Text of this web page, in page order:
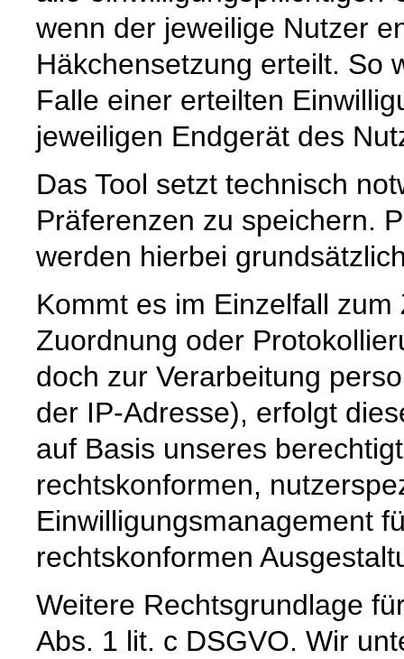
wenn der jeweilige Nutzer
Häkchensetzung erteilt. So
Falle einer erteilten
jeweiligen Endgerät des
Das Tool setzt technisch
Präferenzen zu speichern.
werden hierbei
Kommt es im Einzelfall
Zuordnung oder
doch zur Verarbeitung
der IP-Adresse), erfolgt
auf Basis unseres
rechtskonformen,
Einwilligungsmanagement
rechtskonformen
Weitere Rechtsgrundlage
Abs. 1 lit. c DSGVO. Wir